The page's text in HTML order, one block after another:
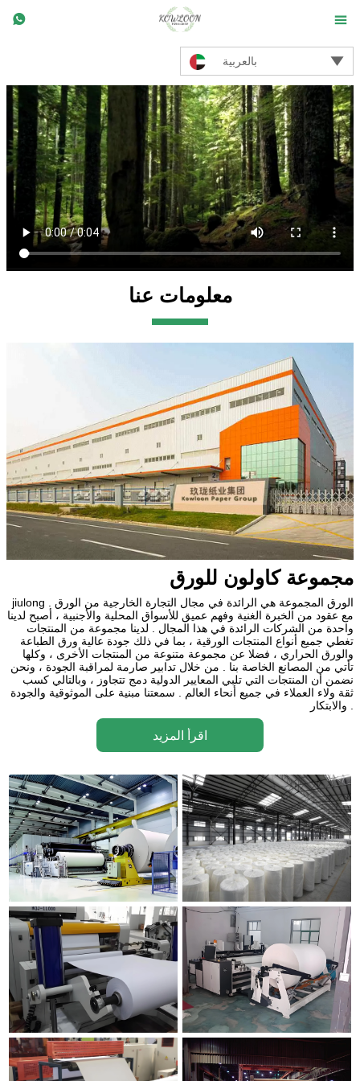
 
بالعربية 
معلومات عنا
مجموعة كاولون للورق
jiulong الورق المجموعة هي الرائدة في مجال التجارة الخارجية من الورق .
مع عقود من الخبرة الغنية وفهم عميق للأسواق المحلية والأجنبية ، أصبح لدينا
واحدة من الشركات الرائدة في هذا المجال . لدينا مجموعة من المنتجات
تغطي جميع أنواع المنتجات الورقية ، بما في ذلك جودة عالية ورق الطباعة
والورق الحراري ، فضلا عن مجموعة متنوعة من المنتجات الأخرى ، وكلها
تأتي من المصانع الخاصة بنا . من خلال تدابير صارمة لمراقبة الجودة ، ونحن
نضمن أن المنتجات التي تلبي المعايير الدولية دمج تتجاوز ، وبالتالي كسب
ثقة ولاء العملاء في جميع أنحاء العالم . سمعتنا مبنية على الموثوقية والجودة
والابتكار .
اقرأ المزيد